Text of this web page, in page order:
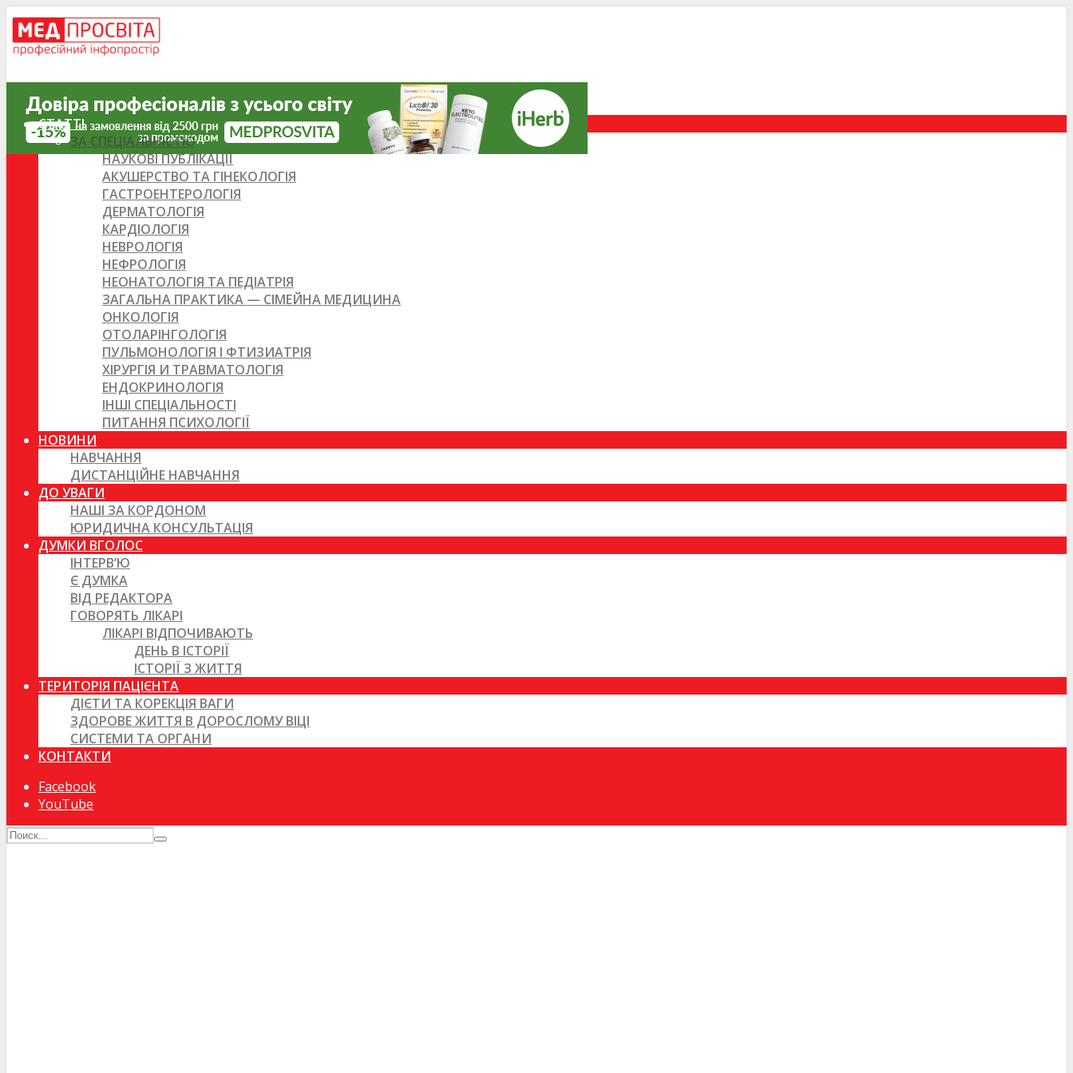
СТАТТІ
ЗА СПЕЦІАЛЬНІСТЮ
НАУКОВІ ПУБЛІКАЦІЇ
АКУШЕРСТВО ТА ГІНЕКОЛОГІЯ
ГАСТРОЕНТЕРОЛОГІЯ
ДЕРМАТОЛОГІЯ
КАРДІОЛОГІЯ
НЕВРОЛОГІЯ
НЕФРОЛОГІЯ
НЕОНАТОЛОГІЯ ТА ПЕДІАТРІЯ
ЗАГАЛЬНА ПРАКТИКА — СІМЕЙНА МЕДИЦИНА
ОНКОЛОГІЯ
ОТОЛАРІНГОЛОГІЯ
ПУЛЬМОНОЛОГІЯ І ФТИЗИАТРІЯ
ХІРУРГІЯ И ТРАВМАТОЛОГІЯ
ЕНДОКРИНОЛОГІЯ
ІНШІ СПЕЦІАЛЬНОСТІ
ПИТАННЯ ПСИХОЛОГІЇ
НОВИНИ
НАВЧАННЯ
ДИСТАНЦІЙНЕ НАВЧАННЯ
ДО УВАГИ
НАШІ ЗА КОРДОНОМ
ЮРИДИЧНА КОНСУЛЬТАЦІЯ
ДУМКИ ВГОЛОС
ІНТЕРВ’Ю
Є ДУМКА
ВІД РЕДАКТОРА
ГОВОРЯТЬ ЛІКАРІ
ЛІКАРІ ВІДПОЧИВАЮТЬ
ДЕНЬ В ІСТОРІЇ
ІСТОРІЇ З ЖИТТЯ
ТЕРИТОРІЯ ПАЦІЄНТА
ДІЄТИ ТА КОРЕКЦІЯ ВАГИ
ЗДОРОВЕ ЖИТТЯ В ДОРОСЛОМУ ВІЦІ
СИСТЕМИ ТА ОРГАНИ
КОНТАКТИ
Facebook
YouTube